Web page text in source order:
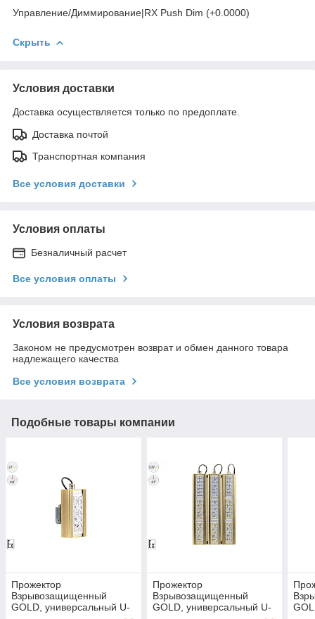
Управление/Диммирование|RX Push Dim (+0.0000)
Скрыть
Условия доставки
Доставка осуществляется только по предоплате.
Доставка почтой
Транспортная компания
Все условия доставки
Условия оплаты
Безналичный расчет
Все условия оплаты
Условия возврата
Законом не предусмотрен возврат и обмен данного товара
надлежащего качества
Все условия возврата
Подобные товары компании
Прожектор
Взрывозащищенный
GOLD, универсальный U-
Прожектор
Взрывозащищенный
GOLD, универсальный U-